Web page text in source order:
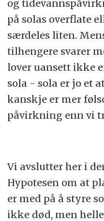
og
på solas overflate
særdeles liten.
tilhengere svarer
lover uansett ikke
sola - sola er jo et
kanskje er mer
påvirkning enn vi
Vi avslutter her i
Hypotesen om at
er med på å styre
ikke død, men